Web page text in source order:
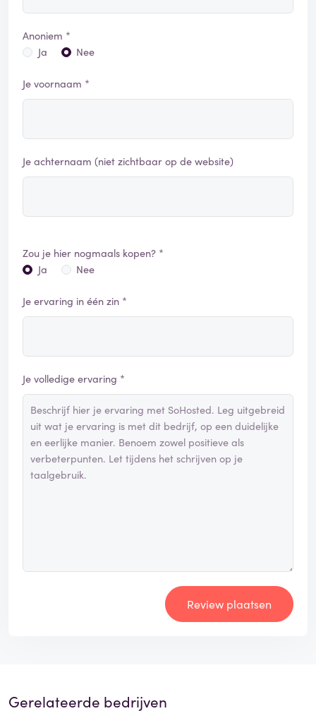
Anoniem *
Ja
Nee
Je voornaam *
Je achternaam (niet zichtbaar op de website)
Zou je hier nogmaals kopen? *
Ja
Nee
Je ervaring in één zin *
Je volledige ervaring *
Review plaatsen
Gerelateerde bedrijven